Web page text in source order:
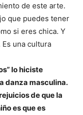
de este arte.
que puedes tener
si eres chica. Y
una cultura
lo hiciste
danza masculina.
de que la
es que es